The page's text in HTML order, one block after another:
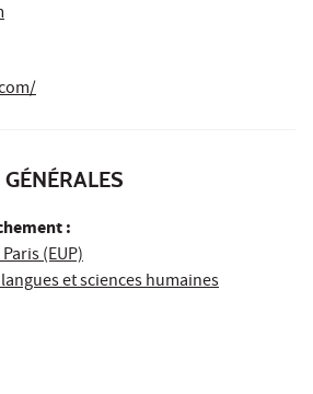
:
(EUP)
langues et sciences humaines